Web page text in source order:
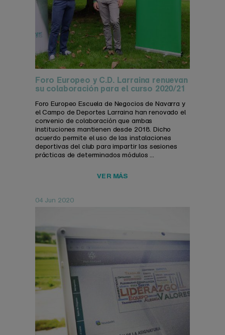
Foro Europeo y C.D. Larraina renuevan
su colaboración para el curso 2020/21
Foro Europeo Escuela de Negocios de Navarra y
el Campo de Deportes Larraina han renovado el
convenio de colaboración que ambas
instituciones mantienen desde 2018. Dicho
acuerdo permite el uso de las instalaciones
deportivas del club para impartir las sesiones
prácticas de determinados módulos ...
VER MÁS
04 Jun 2020